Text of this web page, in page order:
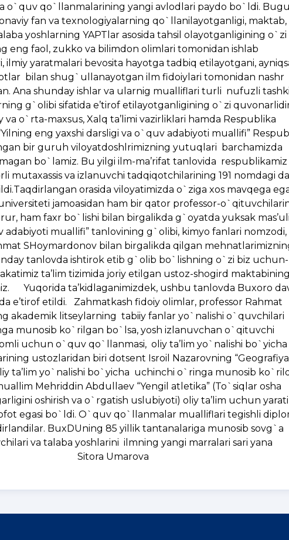
o`quv qo`llanmalarining yangi avlodlari paydo bo`ldi.
fan va texnologiyalarning qo`llanilayotganligi, maktab,
yoshlarning YAPTlar asosida tahsil olayotganligining
eng faol, zukko va bilimdon olimlari tomonidan ishlab
yaratmalari bevosita hayotga tadbiq etilayotgani,
bilan shug`ullanayotgan ilm fidoiylari tomonidan nashr
Ana shunday ishlar va ularnig mualliflari turli nufuzli
g`olibi sifatida e’tirof etilayotganligining o`zi
o`rta-maxsus, Xalq ta’limi vazirliklari hamda Respublika
eng yaxshi darsligi va o`quv adabiyoti muallifi”
bir guruh viloyatdoshlrimizning yutuqlari barchamizda
bo`lamiz. Bu yilgi ilm-ma’rifat tanlovida respublikamiz
mutaxassis va izlanuvchi tadqiqotchilarining 191 nomdagi
orasida viloyatimizda o`ziga xos mavqega
jamoasidan ham bir qator professor-
ham faxr bo`lishi bilan birgalikda g`oyatda yuksak
adabiyoti muallifi” tanlovining g`olibi, kimyo fanlari nomzodi,
SHoymardonov bilan birgalikda qilgan
tanlovda ishtirok etib g`olib bo`lishning o`zi biz uchun-
ta’lim tizimida joriy etilgan ustoz-shogird maktabining
Yuqorida ta’kidlaganimizdek, ushbu tanlovda Buxoro
e’tirof etildi. Zahmatkash fidoiy olimlar, professor Rahmat
akademik litseylarning tabiiy fanlar yo`nalishi o`quvchilari
munosib ko`rilgan bo`lsa, yosh izlanuvchan o`qituvchi
uchun o`quv qo`llanmasi, oliy ta’lim yo`nalishi bo`yicha
ustozlaridan biri dotsent Isroil Nazarovning “Geografiya
ta’lim yo`nalishi bo`yicha uchinchi o`ringa munosib
Mehriddin Abdullaev “Yengil atletika” (To`siqlar osha
oshirish va o`rgatish uslubiyoti) oliy ta’lim uchun
egasi bo`ldi. O`quv qo`llanmalar mualliflari tegishli
BuxDUning 85 yillik tantanalariga munosib sovg`a
va talaba yoshlarini ilmning yangi marralari sari yana
Sitora